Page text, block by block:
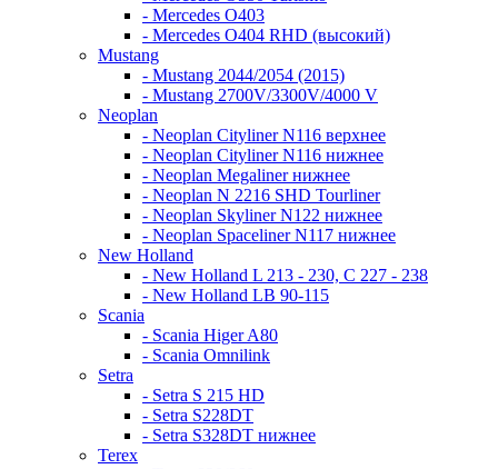
- Mercedes O403
- Mercedes O404 RHD (высокий)
Mustang
- Mustang 2044/2054 (2015)
- Mustang 2700V/3300V/4000 V
Neoplan
- Neoplan Cityliner N116 верхнее
- Neoplan Cityliner N116 нижнее
- Neoplan Megaliner нижнее
- Neoplan N 2216 SHD Tourliner
- Neoplan Skyliner N122 нижнее
- Neoplan Spaceliner N117 нижнее
New Holland
- New Holland L 213 - 230, C 227 - 238
- New Holland LB 90-115
Scania
- Scania Higer A80
- Scania Omnilink
Setra
- Setra S 215 HD
- Setra S228DT
- Setra S328DT нижнее
Terex